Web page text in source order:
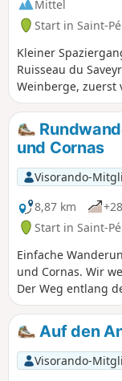
Mittel
Start in Saint-
Kleiner
Ruisseau du
Weinberge, zuerst
Rückweg über den
verbindet.
St. Péray ist die
vorübergehend
Fuß- und Radweg,
und Cornas
Visorando-
8,87 km
Start in Saint-
Einfache
und Cornas. Wir
Der Weg entlang
und Cornas ist
Péray nicht mehr
Richtung Cornas
von Cornas in die
Bahnübergang
Auf den
Visorando-